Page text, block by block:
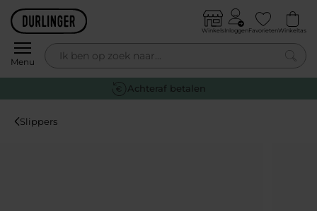
Skip to content
Menu
WinkelsInloggenFavorietenWinkeltas
0
Gratis retourneren
Slippers